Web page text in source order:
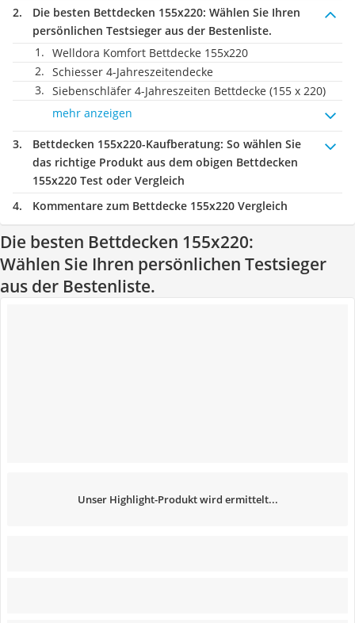
Die besten Bettdecken 155x220: Wählen Sie Ihren
persönlichen Testsieger aus der Bestenliste.
Welldora Komfort Bettdecke 155x220
Schiesser 4-Jahreszeitendecke
Siebenschläfer 4-Jahreszeiten Bettdecke (155 x 220)
mehr anzeigen
Bettdecken 155x220-Kaufberatung: So wählen Sie
das richtige Produkt aus dem obigen Bettdecken
155x220 Test oder Vergleich
Kommentare zum Bettdecke 155x220 Vergleich
Die besten Bettdecken 155x220:
Wählen Sie Ihren persönlichen Testsieger
aus der Bestenliste.
Unser Highlight-Produkt wird ermittelt...